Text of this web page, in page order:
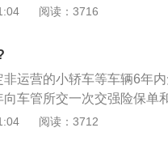
册地办理车辆异地年检委托
阅读：3716
运营的小轿车等车辆6年
车管所交一次交强险保单
取检验合格标志；2、从今
阅读：3712